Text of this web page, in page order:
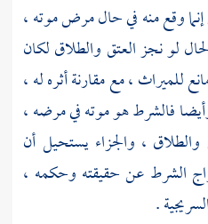
وقع منه في حال مرض موته ،
لو نجز العتق والطلاق لكان
للميراث ، مع مقارنة أثره له ،
فالشرط هو موته في مرضه ،
والطلاق ، والجزاء يستحيل أن
الشرط عن حقيقته وحكمه ،
.